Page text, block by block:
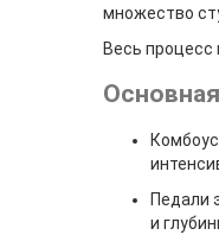
множество
Весь процесс
Педали
и